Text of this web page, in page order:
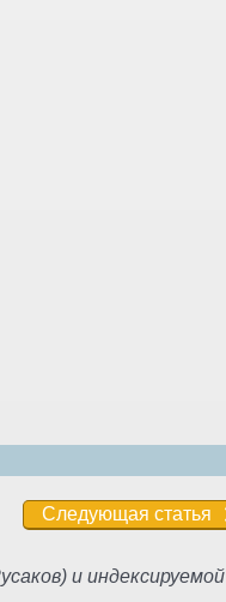
Следующая статья
и индексируемой